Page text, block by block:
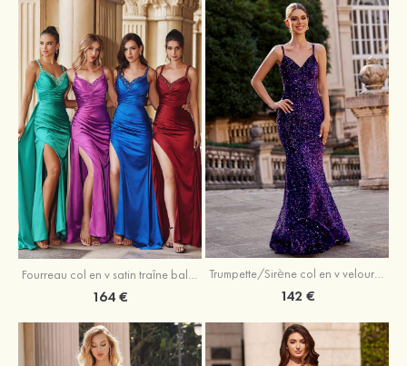
Fourreau col en v satin traîne balayage robe de bal
164 €
Trumpette/Sirène col en v velours paillettes traîne balayage robe de bal
142 €